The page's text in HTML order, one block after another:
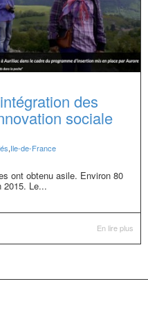
des
sociale
,Ile-de-France
ont obtenu asile. Environ 80
2015. Le...
En lire plus